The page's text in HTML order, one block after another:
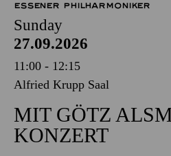
ESSENER PHILHARMONIKER
Sunday
27.09.2026
11:00 - 12:15
Alfried Krupp Saal
MIT GÖTZ
KONZERT